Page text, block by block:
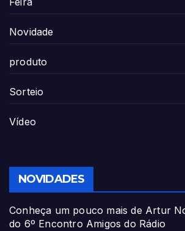
Novidade
produto
Sorteio
Vídeo
NOVIDADES
Conheça um pouco mais de Artur
do 6º Encontro Amigos do Rádio